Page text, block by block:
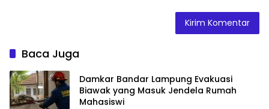
Baca Juga
Damkar Bandar Lampung Evakuasi
Biawak yang Masuk Jendela Rumah
Mahasiswi